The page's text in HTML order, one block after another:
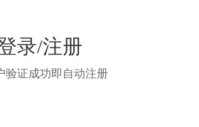
录/注册
验证成功即自动注册